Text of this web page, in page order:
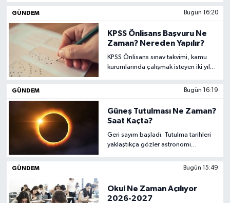
bayram takvimi merak konusu oluyor.
ibadetini ifa edecekler ve hazırlıklarını
sürdüren vatandaşlar bahsi geçen
GÜNDEM Bugün 16:20
KPSS Önlisans Başvuru Ne
Zaman? Nereden Yapılır?
KPSS Önlisans sınav takvimi, kamu
kurumlarında çalışmak isteyen iki yıllık
yakından izlenmektedir. Adaylar
ekranına dair ayrıntıları araştırmaya
koyulmaktadır.
GÜNDEM Bugün 16:19
Güneş Tutulması Ne Zaman?
Saat Kaçta?
Geri sayım başladı. Tutulma tarihleri
yaklaştıkça gözler astronomi
gözlem noktaları da belirleniyor.
geçeceği bölgelerdeki oteller aylar
GÜNDEM Bugün 15:49
Okul Ne Zaman Açılıyor
2026-2027